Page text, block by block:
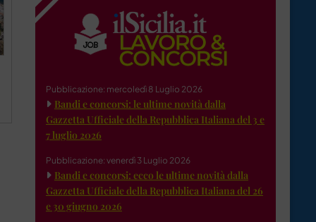
Pubblicazione: mercoledì 8 Luglio 2026
Bandi e concorsi: le ultime novità dalla
Gazzetta Ufficiale della Repubblica Italiana del 3 e
7 luglio 2026
Pubblicazione: venerdì 3 Luglio 2026
Bandi e concorsi: ecco le ultime novità dalla
Gazzetta Ufficiale della Repubblica Italiana del 26
e 30 giugno 2026